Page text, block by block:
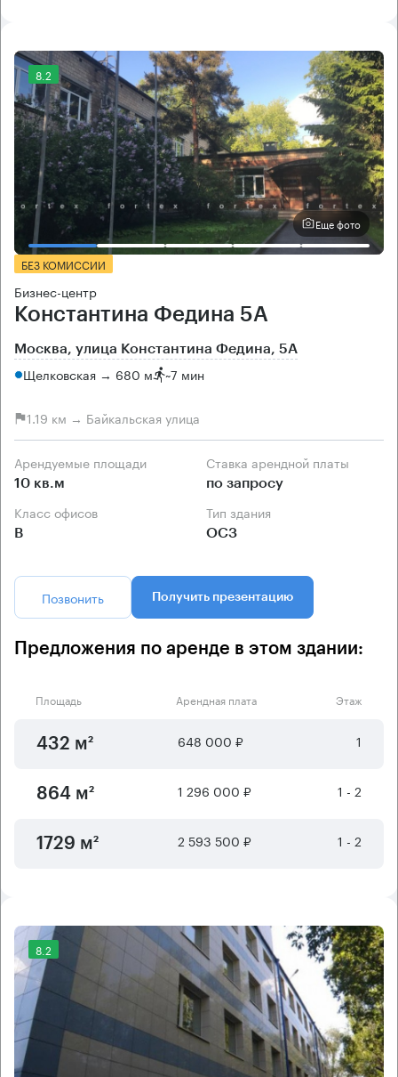
8.2
Еще фото
БЕЗ КОМИССИИ
Бизнес-центр
Константина Федина 5А
Москва, улица Константина Федина, 5А
Щелковская → 680 м ~7 мин
1.19 км → Байкальская улица
Арендуемые площади
10 кв.м
Ставка арендной платы
по запросу
Класс офисов
B
Тип здания
ОСЗ
Позвонить Получить презентацию
Предложения по аренде в этом здании:
Площадь Арендная плата Этаж
432 м² 648 000 ₽ 1
864 м² 1 296 000 ₽ 1 - 2
1729 м² 2 593 500 ₽ 1 - 2
8.2